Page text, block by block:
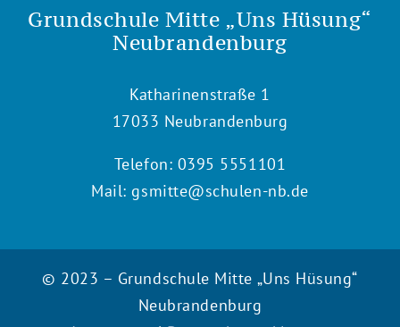
Grundschule Mitte „Uns Hüsung“
Neubrandenburg
Katharinenstraße 1
17033 Neubrandenburg
Telefon: 0395 5551101
Mail:gsmitte@schulen-nb.de
© 2023 – Grundschule Mitte „Uns Hüsung“
Neubrandenburg